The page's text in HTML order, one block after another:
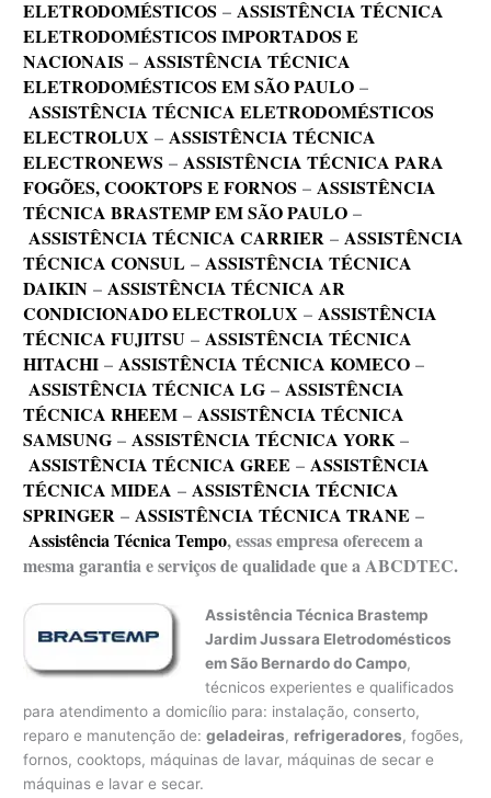
ELETRODOMÉSTICOS –ASSISTÊNCIA TÉCNICA
ELETRODOMÉSTICOS IMPORTADOS E
NACIONAIS –ASSISTÊNCIA TÉCNICA
ELETRODOMÉSTICOS EM SÃO PAULO –
ASSISTÊNCIA TÉCNICA ELETRODOMÉSTICOS
ELECTROLUX –ASSISTÊNCIA TÉCNICA
ELECTRONEWS –ASSISTÊNCIA TÉCNICA PARA
FOGÕES, COOKTOPS E FORNOS –ASSISTÊNCIA
TÉCNICA BRASTEMP EM SÃO PAULO –
ASSISTÊNCIA TÉCNICA CARRIER –ASSISTÊNCIA
TÉCNICA CONSUL –ASSISTÊNCIA TÉCNICA
DAIKIN –ASSISTÊNCIA TÉCNICA AR
CONDICIONADO ELECTROLUX –ASSISTÊNCIA
TÉCNICA FUJITSU –ASSISTÊNCIA TÉCNICA
HITACHI –ASSISTÊNCIA TÉCNICA KOMECO –
ASSISTÊNCIA TÉCNICA LG –ASSISTÊNCIA
TÉCNICA RHEEM –ASSISTÊNCIA TÉCNICA
SAMSUNG –ASSISTÊNCIA TÉCNICA YORK–
ASSISTÊNCIA TÉCNICA GREE –ASSISTÊNCIA
TÉCNICA MIDEA –ASSISTÊNCIA TÉCNICA
SPRINGER –ASSISTÊNCIA TÉCNICA TRANE –
Assistência Técnica Tempo, essas empresa oferecem a
mesma garantia e serviços de qualidade que a ABCDTEC.
Assistência Técnica Brastemp
Jardim Jussara Eletrodomésticos
em São Bernardo do Campo,
técnicos experientes e qualificados
para atendimento a domicílio para: instalação, conserto,
reparo e manutenção de:geladeiras, refrigeradores, fogões,
fornos, cooktops, máquinas de lavar, máquinas de secar e
máquinas e lavar e secar.